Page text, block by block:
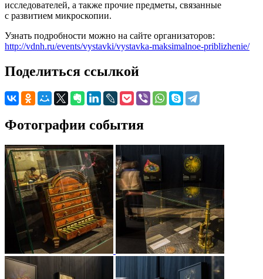
исследователей, а также прочие предметы, связанные
с развитием микроскопии.
Узнать подробности можно на сайте организаторов:
http://vdnh.ru/events/vystavki/vystavka-maksimalnoe-priblizhenie/
Поделиться ссылкой
Фотографии события